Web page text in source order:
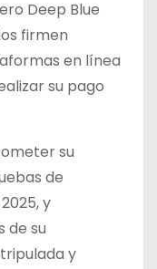
Deep Blue
firmen
en línea
su pago
su
de
y
de su
y